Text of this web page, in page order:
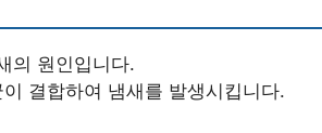
의 원인입니다.
결합하여 냄새를 발생시킵니다.